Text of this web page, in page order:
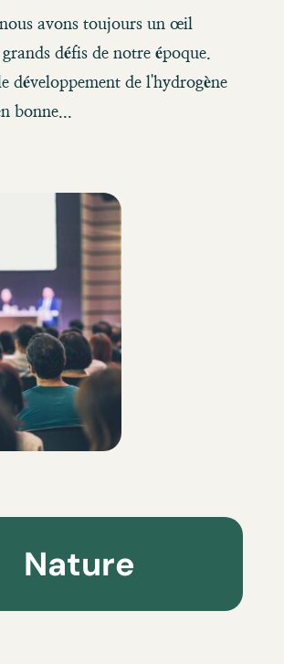
avons toujours un œil
défis de notre époque.
développement de l'hydrogène
bonne...
Nature